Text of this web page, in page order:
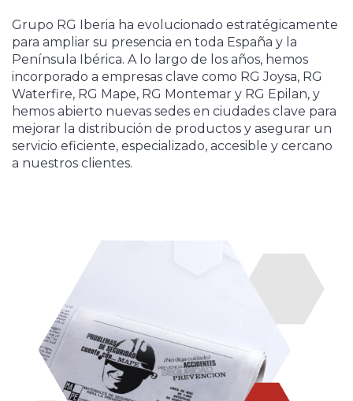
Grupo RG Iberia ha evolucionado estratégicamente
para ampliar su presencia en toda España y la
Península Ibérica. A lo largo de los años, hemos
incorporado a empresas clave como RG Joysa, RG
Waterfire, RG Mape, RG Montemar y RG Epilan, y
hemos abierto nuevas sedes en ciudades clave para
mejorar la distribución de productos y asegurar un
servicio eficiente, especializado, accesible y cercano
a nuestros clientes.